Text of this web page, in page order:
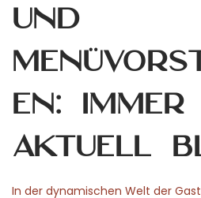
und
en: Immer
aktuell
In der dynamischen Welt der